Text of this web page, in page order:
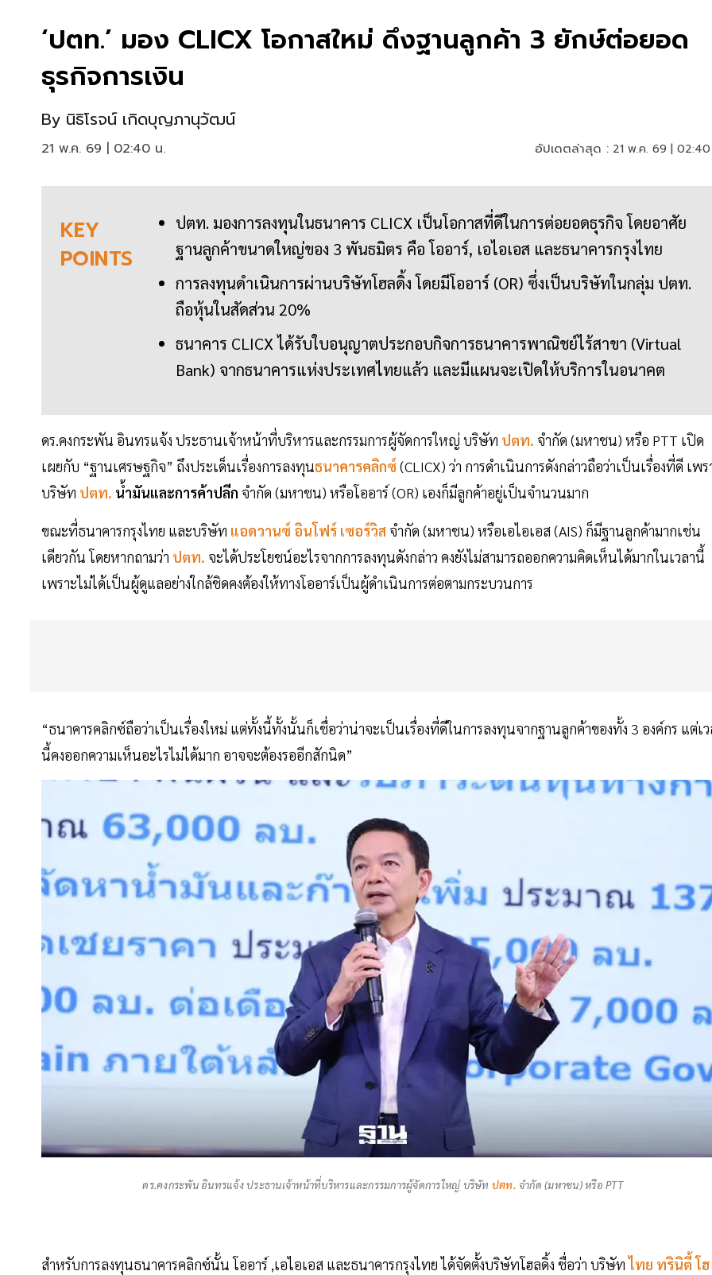
‘ปตท.’ มอง CLICX โอกาสใหม่ ดึงฐานลูกค้า 3 ยักษ์ต่อยอด
ธุรกิจการเงิน
By นิธิโรจน์ เกิดบุญภานุวัฒน์
21 พ.ค. 69 | 02:40 น. อัปเดตล่าสุด : 21 พ.ค. 69 |
KEY
POINTS
ปตท. มองการลงทุนในธนาคาร CLICX เป็นโอกาสที่ดีในการต่อยอดธุรกิจ โดยอาศัย
ฐานลูกค้าขนาดใหญ่ของ 3 พันธมิตร คือ โออาร์, เอไอเอส และธนาคารกรุงไทย
การลงทุนดำเนินการผ่านบริษัทโฮลดิ้ง โดยมีโออาร์ (OR) ซึ่งเป็นบริษัทในกลุ่ม ปตท.
ถือหุ้นในสัดส่วน 20%
ธนาคาร CLICX ได้รับใบอนุญาตประกอบกิจการธนาคารพาณิชย์ไร้สาขา (Virtual
Bank) จากธนาคารแห่งประเทศไทยแล้ว และมีแผนจะเปิดให้บริการในอนาคต
ดร.คงกระพัน อินทรแจ้ง ประธานเจ้าหน้าที่บริหารและกรรมการผู้จัดการใหญ่ บริษัท ปตท. จำกัด (มหาชน) หรือ PTT เปิด
เผยกับ “ฐานเศรษฐกิจ” ถึงประเด็นเรื่องการลงทุนธนาคารคลิกซ์(CLICX) ว่า การดำเนินการดังกล่าวถือว่าเป็นเรื่องที่ดี เพร
บริษัท ปตท. น้ำมันและการค้าปลีก จำกัด (มหาชน) หรือโออาร์ (OR) เองก็มีลูกค้าอยู่เป็นจำนวนมาก
ขณะที่ธนาคารกรุงไทย และบริษัท แอดวานซ์ อินโฟร์ เซอร์วิส จำกัด (มหาชน) หรือเอไอเอส (AIS) ก็มีฐานลูกค้ามากเช่น
เดียวกัน โดยหากถามว่า ปตท. จะได้ประโยชน์อะไรจากการลงทุนดังกล่าว คงยังไม่สามารถออกความคิดเห็นได้มากในเวลานี้
เพราะไม่ได้เป็นผู้ดูแลอย่างใกล้ชิดคงต้องให้ทางโออาร์เป็นผู้ดำเนินการต่อตามกระบวนการ
“ธนาคารคลิกซ์ถือว่าเป็นเรื่องใหม่ แต่ทั้งนี้ทั้งนั้นก็เชื่อว่าน่าจะเป็นเรื่องที่ดีในการลงทุนจากฐานลูกค้าของทั้ง 3 องค์กร แต่เ
นี้คงออกความเห็นอะไรไม่ได้มาก อาจจะต้องรออีกสักนิด”
ดร.คงกระพัน อินทรแจ้ง ประธานเจ้าหน้าที่บริหารและกรรมการผู้จัดการใหญ่ บริษัท ปตท. จำกัด (มหาชน) หรือ PTT
สำหรับการลงทุนธนาคารคลิกซ์นั้น โออาร์ ,เอไอเอส และธนาคารกรุงไทย ได้จัดตั้งบริษัทโฮลดิ้ง ชื่อว่า บริษัทไทย ทรินิตี้ โฮ